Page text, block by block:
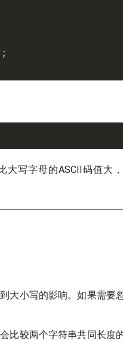
;
大写字母的ASCII码值大
大小写的影响。如果需要
比较两个字符串共同长度